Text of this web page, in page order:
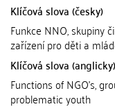
Klíčová slova (česky)
Funkce NNO, skupiny
zařízení pro děti a
Klíčová slova (anglicky)
Functions of NGO's,
problematic youth